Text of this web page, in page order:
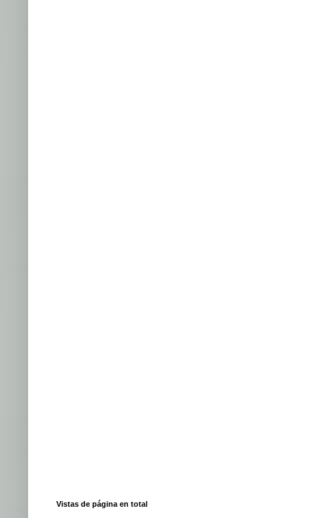
Vistas de página en total